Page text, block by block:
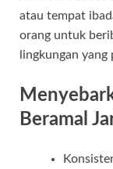
atau tempat
orang untuk
lingkungan yang
Beramal